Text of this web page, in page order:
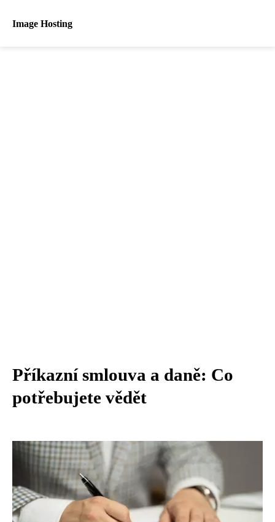
Image Hosting
Příkazní smlouva a daně: Co
potřebujete vědět